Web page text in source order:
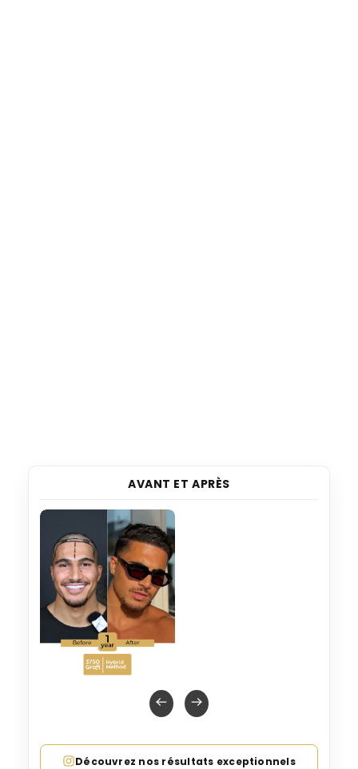
AVANT ET APRÈS
Découvrez nos résultats exceptionnels